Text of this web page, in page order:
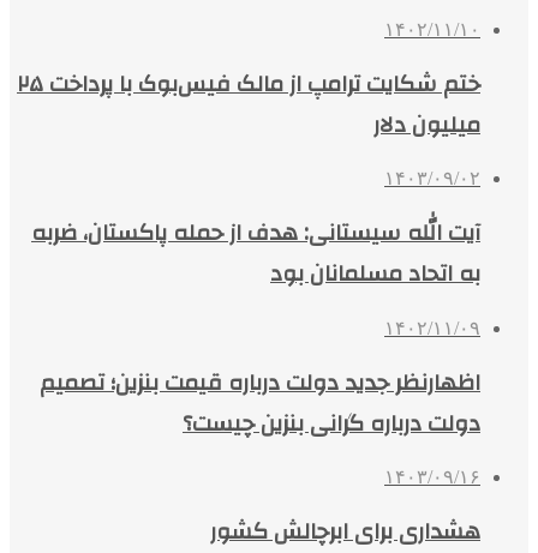
۱۴۰۲/۱۱/۱۰
ختم شکایت ترامپ از مالک فیس‌بوک با پرداخت ۲۵
میلیون دلار
۱۴۰۳/۰۹/۰۲
آیت الله سیستانی: هدف از حمله پاکستان، ضربه
به اتحاد مسلمانان بود
۱۴۰۲/۱۱/۰۹
اظهارنظر جدید دولت درباره قیمت بنزین؛ تصمیم
دولت درباره گرانی بنزین چیست؟
۱۴۰۳/۰۹/۱۶
هشداری برای ابرچالش کشور